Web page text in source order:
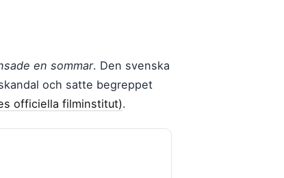
en sommar. Den svenska
och satte begreppet
officiella filminstitut).